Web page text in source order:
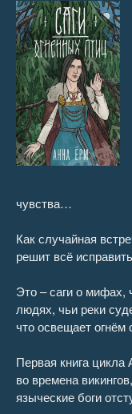
чувства…
Как случайная
решит всё
Это – саги о мифах,
людях, чьи реки
что освещает огнём
Первая книга цикла
во времена
языческие боги